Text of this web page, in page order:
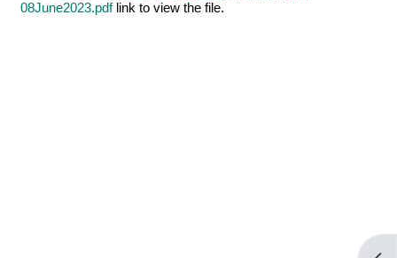
08June2023.pdflink to view the file.